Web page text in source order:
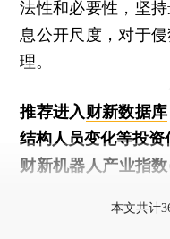
法性和必要性，坚
息公开尺度，对于
理。
推荐进入财新数据库
结构人员变化等投资
财新机器人产业指数
本文共计